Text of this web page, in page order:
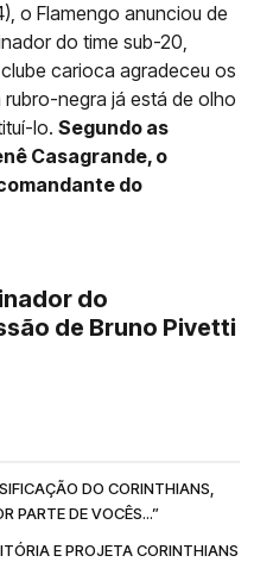
o Flamengo anunciou de
do time sub-20,
carioca agradeceu os
negra já está de olho
lo. Segundo as
Casagrande, o
do
do
de Bruno Pivetti
DO CORINTHIANS,
PARTE DE VOCÊS...”
E PROJETA CORINTHIANS